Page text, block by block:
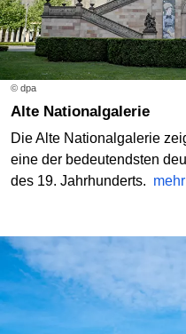
© dpa
Alte Nationalgalerie
Die Alte Nationalgalerie
eine der bedeutendsten
des 19. Jahrhunderts. mehr